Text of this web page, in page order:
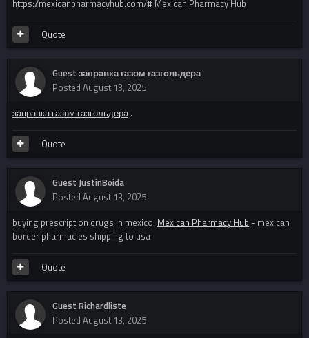
https://mexicanpharmacyhub.com/# Mexican Pharmacy Hub
Quote
Guest заправка газом газгольдера
Posted August 13, 2025
заправка газом газгольдера.
Quote
Guest JustinBoida
Posted August 13, 2025
buying prescription drugs in mexico: Mexican Pharmacy Hub - mexican
border pharmacies shipping to usa
Quote
Guest Richardliste
Posted August 13, 2025